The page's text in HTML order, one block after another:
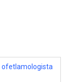
ofetlamologista